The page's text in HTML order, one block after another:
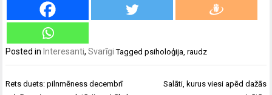
Posted in Interesanti,Svarīgi Taggedpsiholoģija,raudz
Ziņu
Rets duets: pilnmēness decembrī
Salāti, kurus viesi apēd dažās